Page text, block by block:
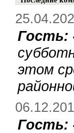
Гость:
этом
Гость: